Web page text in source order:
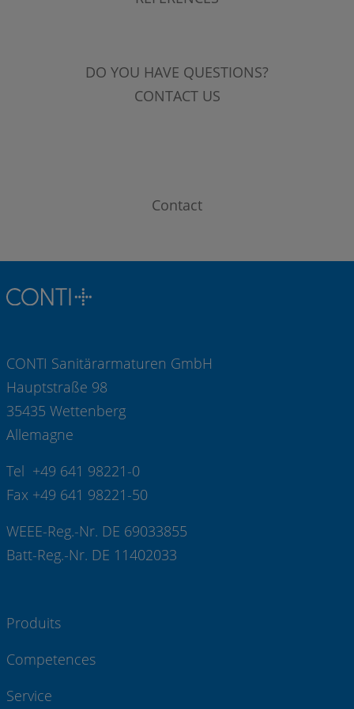
DO YOU HAVE QUESTIONS?
CONTACT US
Contact
CONTI Sanitärarmaturen GmbH
Hauptstraße 98
35435 Wettenberg
Allemagne
Tel +49 641 98221-0
Fax +49 641 98221-50
WEEE-Reg.-Nr. DE 69033855
Batt-Reg.-Nr. DE 11402033
Produits
Competences
Service